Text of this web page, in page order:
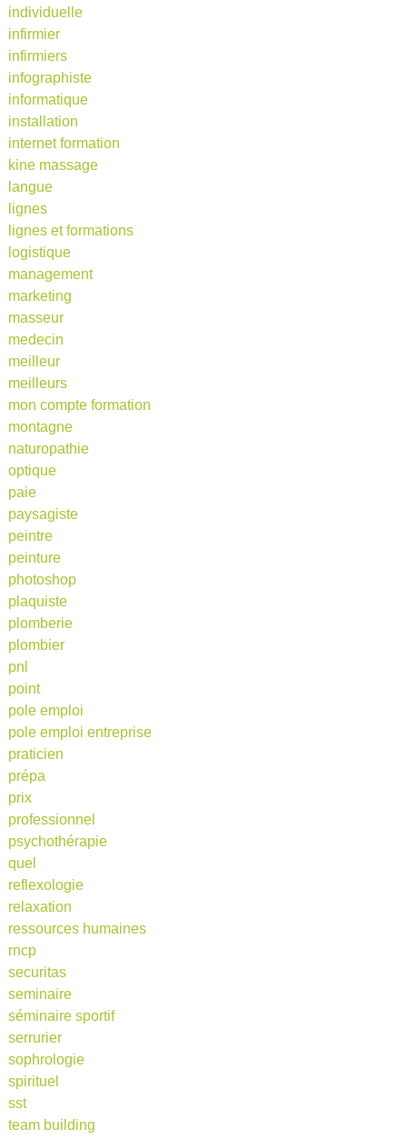
individuelle
infirmier
infirmiers
infographiste
informatique
installation
internet formation
kine massage
langue
lignes
lignes et formations
logistique
management
marketing
masseur
medecin
meilleur
meilleurs
mon compte formation
montagne
naturopathie
optique
paie
paysagiste
peintre
peinture
photoshop
plaquiste
plomberie
plombier
pnl
point
pole emploi
pole emploi entreprise
praticien
prépa
prix
professionnel
psychothérapie
quel
reflexologie
relaxation
ressources humaines
rncp
securitas
seminaire
séminaire sportif
serrurier
sophrologie
spirituel
sst
team building